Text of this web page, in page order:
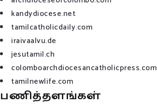
kandydiocese.net
tamilcatholicdaily.com
iraivaalvu.de
jesutamil.ch
colomboarchdiocesancatholicpress.com
tamilnewlife.com
பணித்தளங்கள்